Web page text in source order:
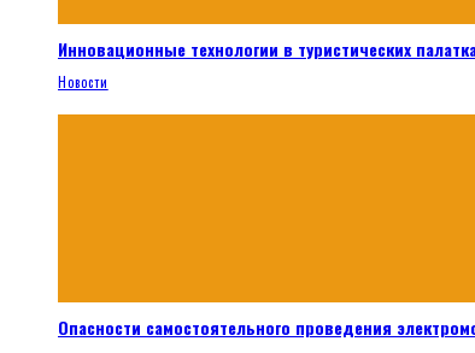
Инновационные технологии в туристических
Новости
Опасности самостоятельного проведения